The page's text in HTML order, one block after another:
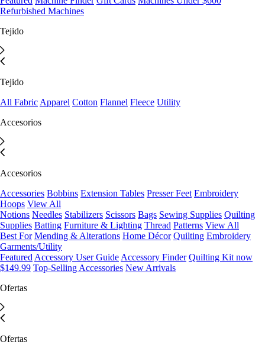
Refurbished Machines
Tejido
Tejido
All Fabric Apparel Cotton Flannel Fleece Utility
Accesorios
Accesorios
Accessories Bobbins Extension Tables Presser Feet Embroidery
Hoops View All
Notions Needles Stabilizers Scissors Bags Sewing Supplies Quilting
Supplies Batting Furniture & Lighting Thread Patterns View All
Best For Mending & Alterations Home Décor Quilting Embroidery
Garments/Utility
Featured Accessory User Guide Accessory Finder Quilting Kit now
$149.99 Top-Selling Accessories New Arrivals
Ofertas
Ofertas